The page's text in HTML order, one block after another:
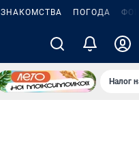
ЗНАКОМСТВА ПОГОДА
Налог